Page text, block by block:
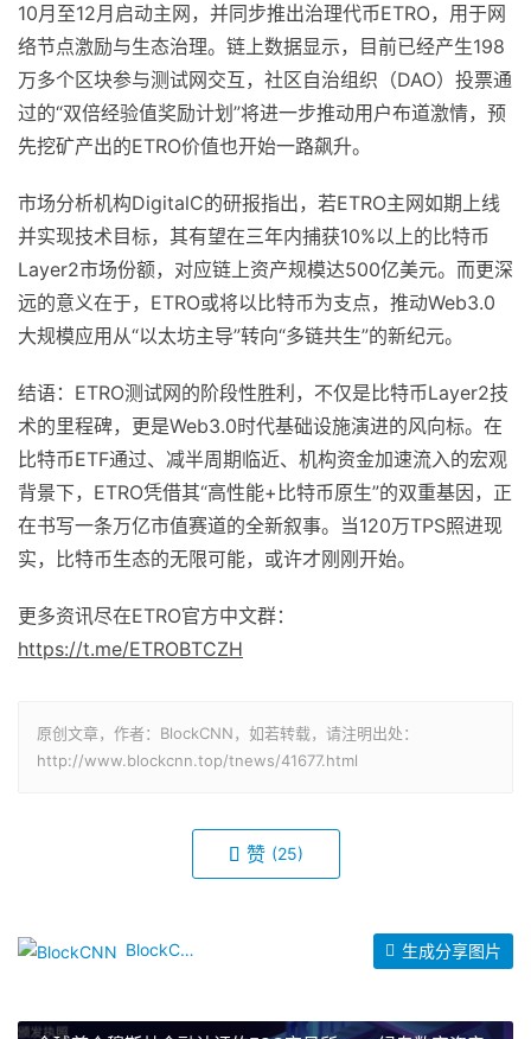
10月至12月启动主网，并同步推出治理代币ETRO，用于网
络节点激励与生态治理。链上数据显示，目前已经产生198
万多个区块参与测试网交互，社区自治组织（DAO）投票通
过的“双倍经验值奖励计划”将进一步推动用户布道激情，预
先挖矿产出的ETRO价值也开始一路飙升。
市场分析机构DigitalC的研报指出，‌若ETRO主网如期上线
并实现技术目标，其有望在三年内捕获10%以上的比特币
Layer2市场份额，对应链上资产规模达500亿美元‌。而更深
远的意义在于，ETRO或将以比特币为支点，推动Web3.0
大规模应用从“以太坊主导”转向“多链共生”的新纪元。
结语：ETRO测试网的阶段性胜利，不仅是比特币Layer2技
术的里程碑，更是Web3.0时代基础设施演进的风向标。在
比特币ETF通过、减半周期临近、机构资金加速流入的宏观
背景下，ETRO凭借其“高性能+比特币原生”的双重基因，正
在书写一条万亿市值赛道的全新叙事。当120万TPS照进现
实，比特币生态的无限可能，或许才刚刚开始。
更多资讯尽在ETRO官方中文群：
https://t.me/ETROBTCZH
原创文章，作者：BlockCNN，如若转载，请注明出处：
http://www.blockcnn.top/tnews/41677.html
赞 (25)
BlockCNN 生成分享图片